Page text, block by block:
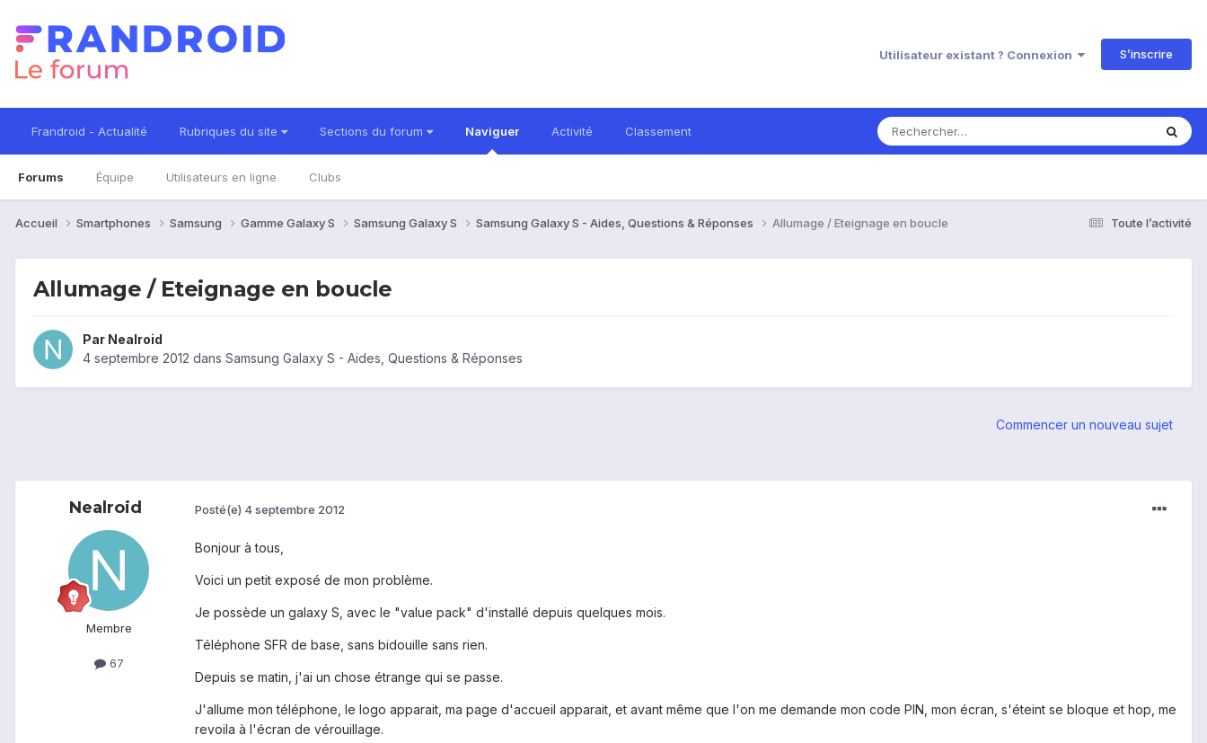
Utilisateur existant ? Connexion S’inscrire
Frandroid - Actualité Rubriques du site Sections du forum Naviguer
Forums Équipe Utilisateurs en ligne Clubs
Activité Classement
Toute l’activité
Accueil Smartphones Samsung Gamme Galaxy S Samsung Galaxy S Samsung Galaxy S - Aides, Questions & Réponses Allumage / Eteignage en boucle
Allumage / Eteignage en boucle
Par Nealroid
4 septembre 2012 dans Samsung Galaxy S - Aides, Questions & Réponses
Commencer un nouveau sujet
Nealroid
Membre
67
Posté(e) 4 septembre 2012
Bonjour à tous,
Voici un petit exposé de mon problème.
Je possède un galaxy S, avec le "value pack" d'installé depuis quelques mois.
Téléphone SFR de base, sans bidouille sans rien.
Depuis se matin, j'ai un chose étrange qui se passe.
J'allume mon téléphone, le logo apparait, ma page d'accueil apparait, et avant même que l'on me demande mon code PIN, mon écran, s'éteint se bloque et hop, me
revoila à l'écran de vérouillage.